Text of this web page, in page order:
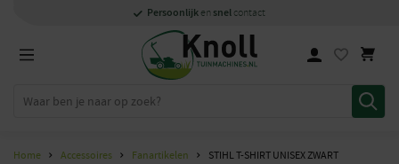
Specialistenmet kennis van zaken
1000m2showroom in Staphorst
Persoonlijk en snel contact
Home Accessoires Fanartikelen STIHL T-SHIRT UNISEX ZWART